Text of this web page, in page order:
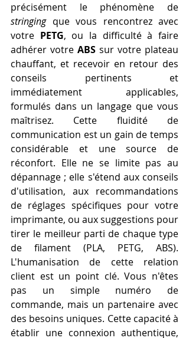
stringing que vous rencontrez avec
votre PETG, ou la difficulté à faire
adhérer votre ABS sur votre plateau
chauffant, et recevoir en retour des
conseils pertinents et
immédiatement applicables,
formulés dans un langage que vous
maîtrisez. Cette fluidité de
communication est un gain de temps
considérable et une source de
réconfort. Elle ne se limite pas au
dépannage ; elle s'étend aux conseils
d'utilisation, aux recommandations
de réglages spécifiques pour votre
imprimante, ou aux suggestions pour
tirer le meilleur parti de chaque type
de filament (PLA, PETG, ABS).
L'humanisation de cette relation
client est un point clé. Vous n'êtes
pas un simple numéro de
commande, mais un partenaire avec
des besoins uniques. Cette capacité à
établir une connexion authentique,